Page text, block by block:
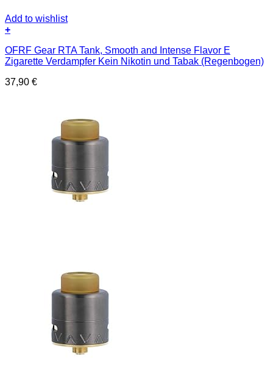
Add to wishlist
+
OFRF Gear RTA Tank, Smooth and Intense Flavor E
Zigarette Verdampfer Kein Nikotin und Tabak (Regenbogen)
37,90 €